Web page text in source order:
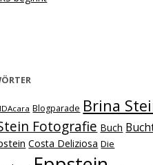
Blogparade Brina
Fotografie Buch
Costa Deliziosa Die